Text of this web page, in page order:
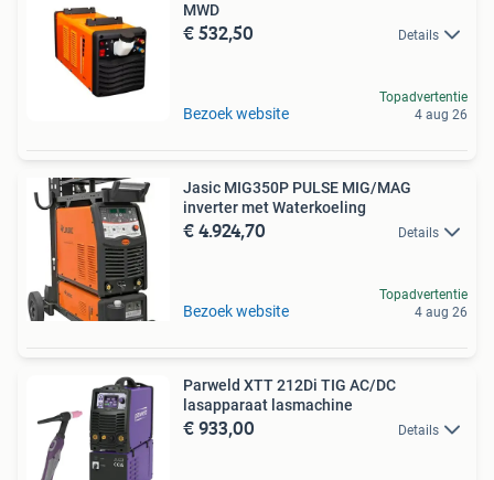
MWD
€ 532,50 Details
Bezoek website
Topadvertentie
4 aug 26
Jasic MIG350P PULSE MIG/MAG
inverter met Waterkoeling
€ 4.924,70 Details
Bezoek website
Topadvertentie
4 aug 26
Parweld XTT 212Di TIG AC/DC
lasapparaat lasmachine
€ 933,00 Details